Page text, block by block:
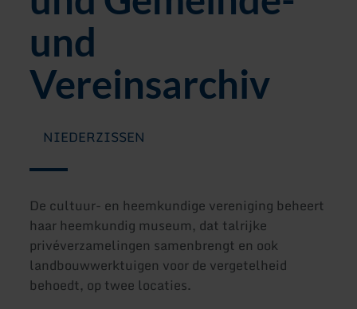
und
Vereinsarchiv
NIEDERZISSEN
De cultuur- en heemkundige vereniging beheert
haar heemkundig museum, dat talrijke
privéverzamelingen samenbrengt en ook
landbouwwerktuigen voor de vergetelheid
behoedt, op twee locaties.